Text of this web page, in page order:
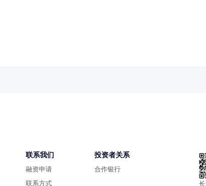
联系我们
融资申请
联系方式
投资者关系
合作银行